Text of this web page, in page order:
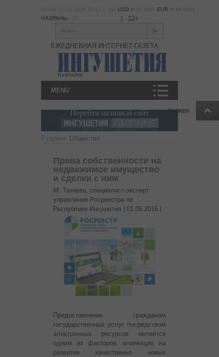
Наверх
USD EUR
НАЗРАНЬ:
12+
Искать
ЕЖЕДНЕВНАЯ ИНТЕРНЕТ-ГАЗЕТА
MENU
Рубрики: Общество
Права собственности на
недвижимое имущество
и сделки с ним
М. Тазиева, специалист-эксперт
управления Росреестра по
Республике Ингушетия | 01.06.2016
Предоставление гражданам
государственных услуг посредством
электронных ресурсов является
одним из факторов, влияющих на
развитие качественно новых